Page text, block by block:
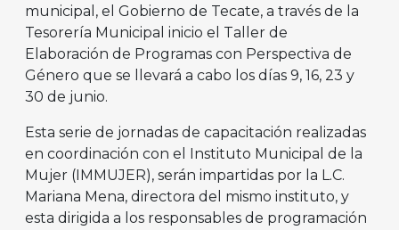
municipal, el Gobierno de Tecate, a través de la
Tesorería Municipal inicio el Taller de
Elaboración de Programas con Perspectiva de
Género que se llevará a cabo los días 9, 16, 23 y
30 de junio.
Esta serie de jornadas de capacitación realizadas
en coordinación con el Instituto Municipal de la
Mujer (IMMUJER), serán impartidas por la L.C.
Mariana Mena, directora del mismo instituto, y
esta dirigida a los responsables de programación